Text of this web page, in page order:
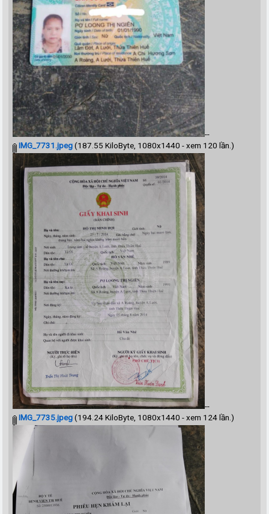
--
IMG_7731.jpeg(187.55 KiloByte, 1080x1440 - xem 120 lần.)
--
IMG_7735.jpeg(194.24 KiloByte, 1080x1440 - xem 124 lần.)